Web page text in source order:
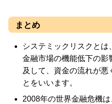
まとめ
システミックリスクと
金融市場の機能低下の影
及して、資金の流れが悪
とをいいます。
2008年の世界金融危機